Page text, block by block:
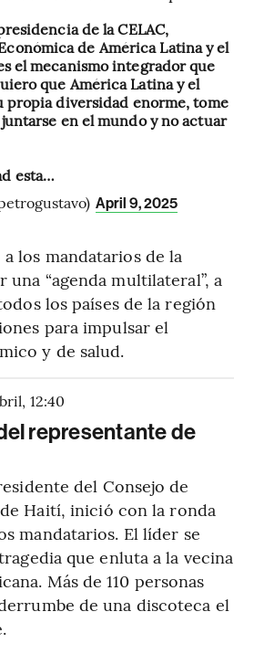
de la CELAC,
de América Latina y el
el mecanismo integrador que
que América Latina y el
propia diversidad enorme, tome
en el mundo y no actuar
esta…
April 9, 2025
los mandatarios de la
“agenda multilateral”, a
los países de la región
para impulsar el
y de salud.
, 12:40
representante de
del Consejo de
Haití, inició con la ronda
mandatarios. El líder se
que enluta a la vecina
Más de 110 personas
de una discoteca el